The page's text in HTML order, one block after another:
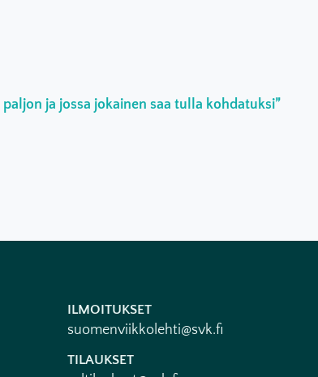
ja jossa jokainen saa tulla kohdatuksi”
ILMOITUKSET
suomenviikkolehti@svk.fi
TILAUKSET